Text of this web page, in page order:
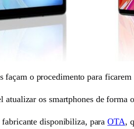
façam o procedimento para
os smartphones de forma
fabricante disponibiliza, paraOTA,